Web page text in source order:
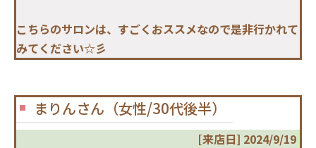
こちらのサロンは、すごくおススメなので是非行かれて
みてください☆彡
まりんさん（女性/30代後半）
[来店日] 2024/9/19